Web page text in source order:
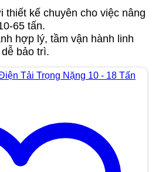
thiết kế chuyên cho việc nâng
65 tấn.
hợp lý, tầm vận hành linh
bảo trì.